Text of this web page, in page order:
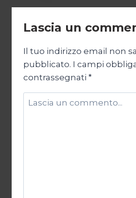
Lascia un
Il tuo indirizzo email non
pubblicato. I campi
contrassegnati *